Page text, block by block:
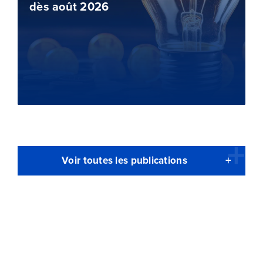
dès août 2026
Voir toutes les publications